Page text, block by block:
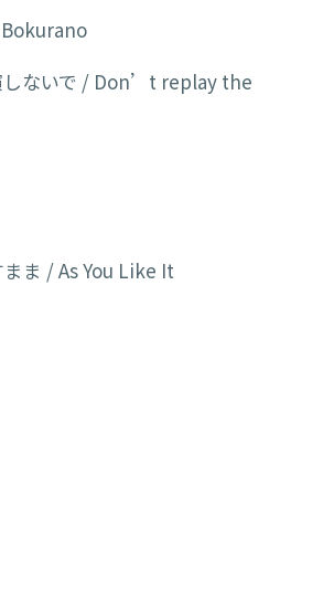
Bokurano
ないで / Don’t replay the
まま /As You Like It